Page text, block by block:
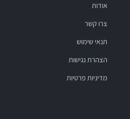
אודות
צרו קשר
תנאי שימוש
הצהרת נגישות
מדיניות פרטיות